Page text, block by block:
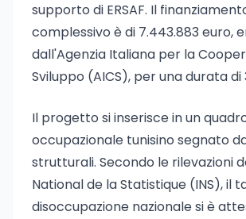
supporto di ERSAF. Il
complessivo è di 7.443.883 euro,
dall'Agenzia Italiana per la
Sviluppo (AICS), per una durata di
Il progetto si inserisce in un
occupazionale tunisino segnato
strutturali. Secondo le rilevazioni
National de la Statistique (INS), il
disoccupazione nazionale si è